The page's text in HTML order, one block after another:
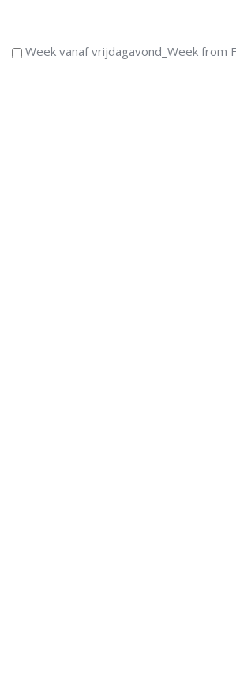
Week vanaf vrijdagavond_Week from